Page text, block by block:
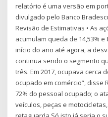
relatório é uma versão em
divulgado pelo Banco
Revisão de Estimativas • As
acumulam queda de 14,53%
início do ano até agora, a
continua sendo o segmento
três. Em 2017, ocupava cerca
ocupado em comércio”, disse
72% do pessoal ocupado; o
veículos, peças e